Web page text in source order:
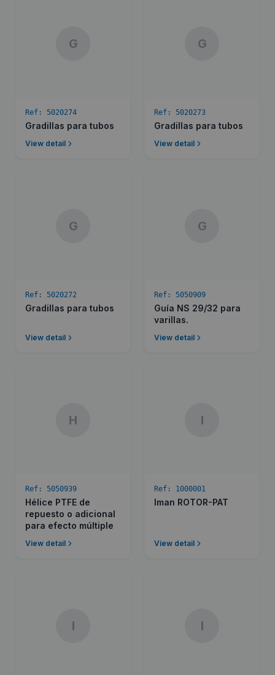
G
Ref: 5020274
Gradillas para tubos
View detail
G
Ref: 5020273
Gradillas para tubos
View detail
G
Ref: 5020272
Gradillas para tubos
View detail
G
Ref: 5050909
Guí­a NS 29/32 para
varillas.
View detail
H
Ref: 5050939
Hélice PTFE de
repuesto o adicional
para efecto múltiple
View detail
I
Ref: 1000001
Iman ROTOR-PAT
View detail
I I